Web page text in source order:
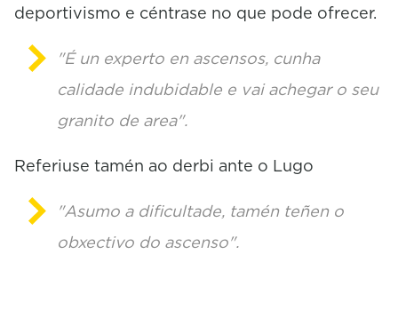
deportivismo e céntrase no que pode ofrecer.
"É un experto en ascensos, cunha
calidade indubidable e vai achegar o seu
granito de area".
Referiuse tamén ao derbi ante o Lugo
"Asumo a dificultade, tamén teñen o
obxectivo do ascenso".